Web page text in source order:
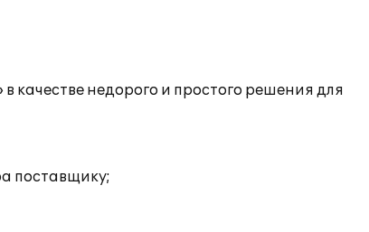
недорого и простого решения для
поставщику;